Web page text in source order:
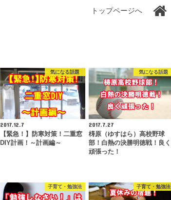
トップページへ
気になる話題
2017.12.7
【緊急！】防寒対策！二重窓
DIY計画！～計画編～
気になる話題
2017.7.27
梼原（ゆすはら）高校野球
部！白熱の決勝明徳戦！良く
頑張った！
子育て・勉強法 子育て・勉強法